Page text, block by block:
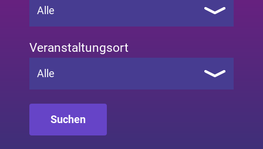
Alle
Veranstaltungsort
Alle